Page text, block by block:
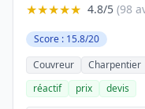
★★★★★ 4.8/5 (98
Score : 15.8/20
Couvreur
Charpentier
réactif
prix devis